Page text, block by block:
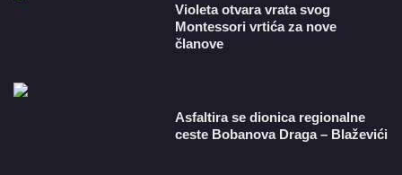
Violeta otvara vrata svog
Montessori vrtića za nove
članove
Asfaltira se dionica regionalne
ceste Bobanova Draga – Blaževići